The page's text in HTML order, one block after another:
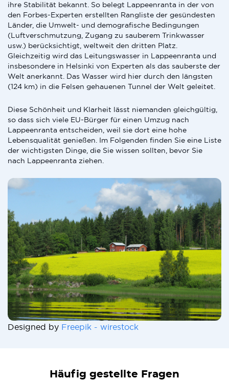
ihre Stabilität bekannt. So belegt Lappeenranta in der von
den Forbes-Experten erstellten Rangliste der gesündesten
Länder, die Umwelt- und demografische Bedingungen
(Luftverschmutzung, Zugang zu sauberem Trinkwasser
usw.) berücksichtigt, weltweit den dritten Platz.
Gleichzeitig wird das Leitungswasser in Lappeenranta und
insbesondere in Helsinki von Experten als das sauberste der
Welt anerkannt. Das Wasser wird hier durch den längsten
(124 km) in die Felsen gehauenen Tunnel der Welt geleitet.
Diese Schönheit und Klarheit lässt niemanden gleichgültig,
so dass sich viele EU-Bürger für einen Umzug nach
Lappeenranta entscheiden, weil sie dort eine hohe
Lebensqualität genießen. Im Folgenden finden Sie eine Liste
der wichtigsten Dinge, die Sie wissen sollten, bevor Sie
nach Lappeenranta ziehen.
Designed by Freepik - wirestock
Häufig gestellte Fragen